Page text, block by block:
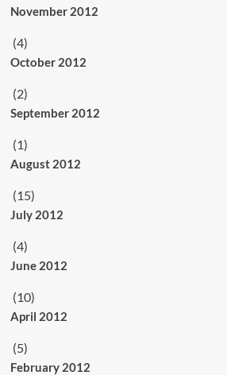
November 2012
(4)
October 2012
(2)
September 2012
(1)
August 2012
(15)
July 2012
(4)
June 2012
(10)
April 2012
(5)
February 2012